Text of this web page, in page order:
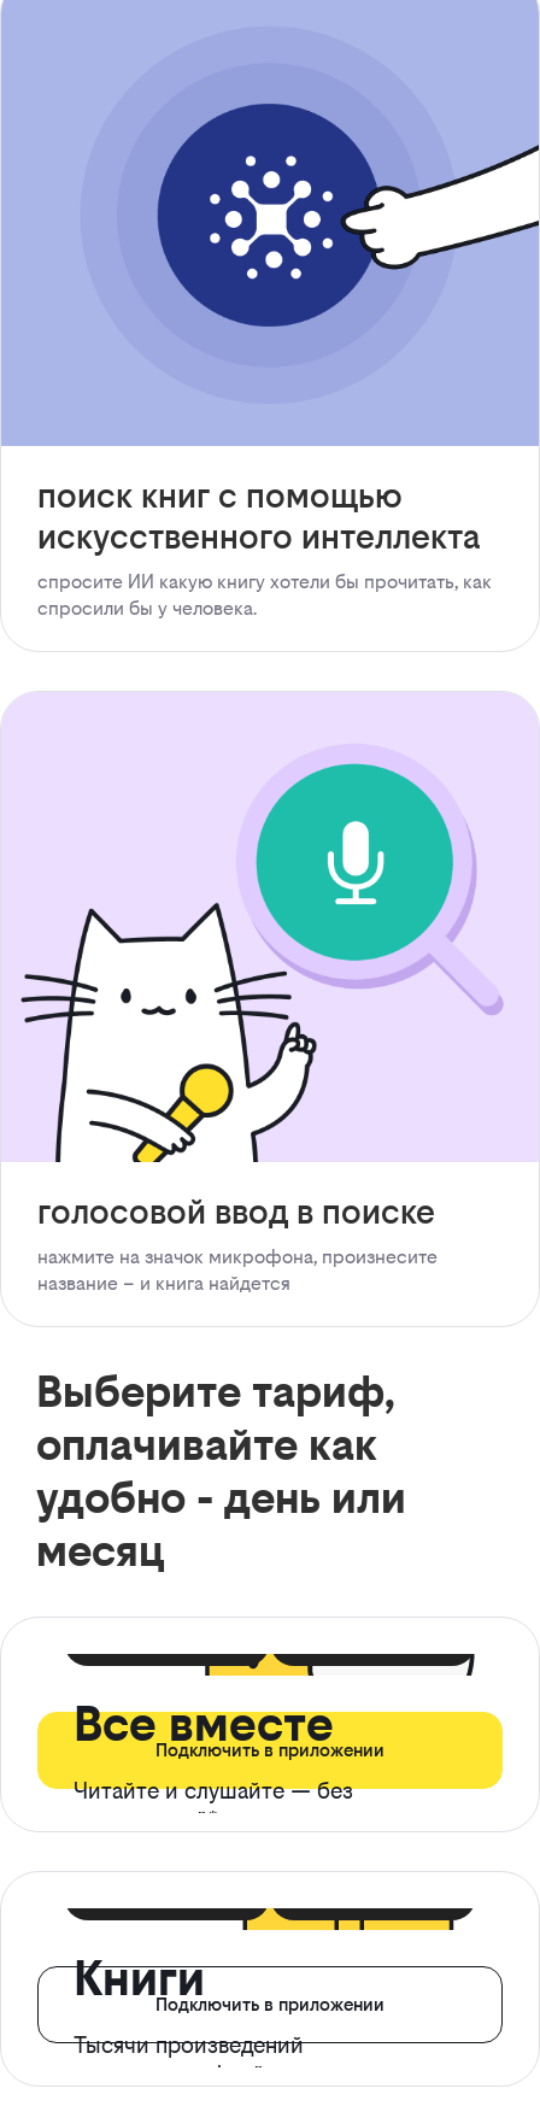
поиск книг с помощью
искусственного интеллекта
спросите ИИ какую книгу хотели бы прочитать, как
спросили бы у человека.
голосовой ввод в поиске
нажмите на значок микрофона, произнесите
название – и книга найдется
Выберите тариф,
оплачивайте как
удобно - день или
месяц
Все вместе
Читайте и слушайте — без
ограничений*
Подключить в приложении
Книги
Тысячи произведений
с доступом офлайн
Подключить в приложении